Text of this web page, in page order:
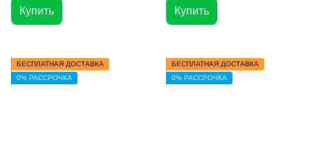
Купить Купить
БЕСПЛАТНАЯ ДОСТАВКА
0% РАССРОЧКА
БЕСПЛАТНАЯ ДОСТАВКА
0% РАССРОЧКА